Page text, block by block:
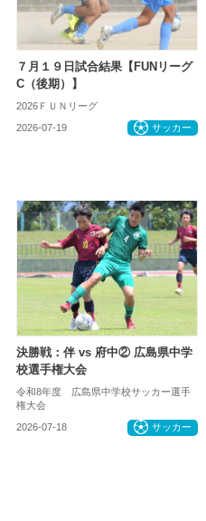
７月１９日試合結果【FUNリーグ
C（後期）】
2026ＦＵＮリーグ
2026-07-19 サッカー
決勝戦：伴 vs 府中② 広島県中学
校選手権大会
令和8年度 広島県中学校サッカー選手
権大会
2026-07-18 サッカー